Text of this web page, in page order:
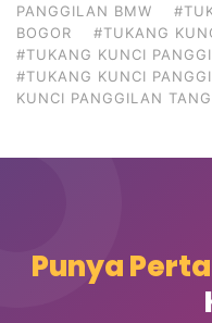
PANGGILAN BMW
BOGOR
#TUKANG
#TUKANG KUNCI
#TUKANG KUNCI
KUNCI PANGGILAN
Punya